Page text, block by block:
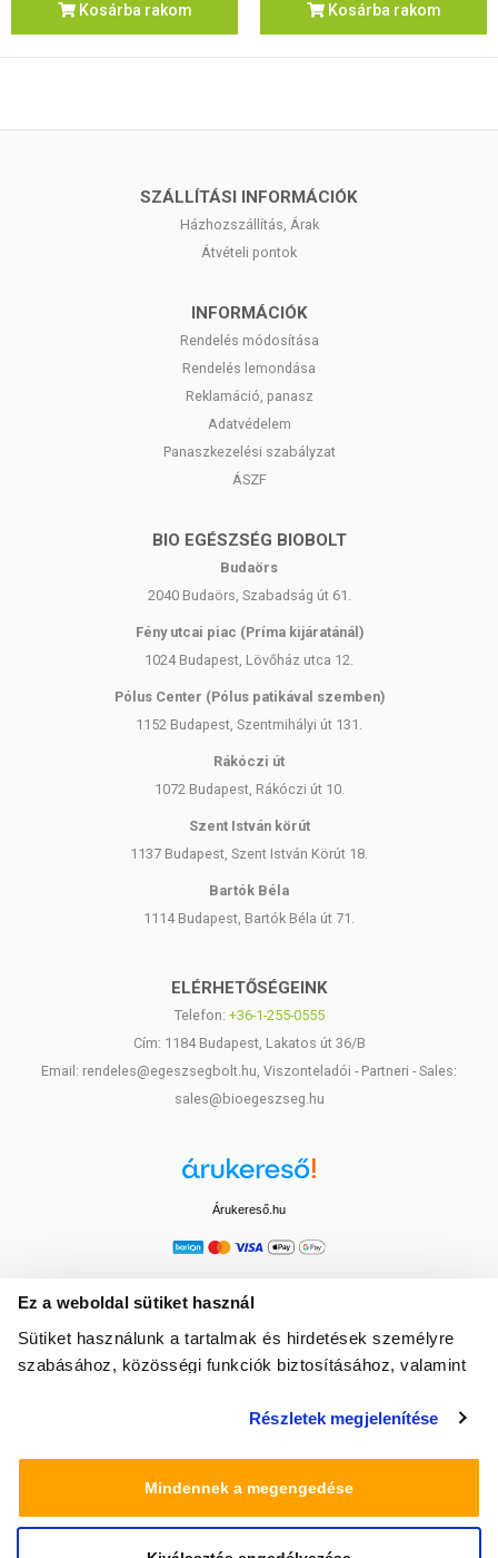
Ez a weboldal sütiket használ
Sütiket használunk a tartalmak és hirdetések személyre
szabásához, közösségi funkciók biztosításához, valamint
média-, hirdető- és elemező partnereinkkel megosztjuk az
amelyeket Ön adott meg számukra vagy az Ön által
használt más szolgáltatásokból gyűjtöttek.
Részletek megjelenítése
Mindennek a megengedése
Kosárba rakom Kosárba rakom
SZÁLLÍTÁSI INFORMÁCIÓK
Házhozszállítás, Árak
Átvételi pontok
INFORMÁCIÓK
Rendelés módosítása
Rendelés lemondása
Reklamáció, panasz
Adatvédelem
Panaszkezelési szabályzat
ÁSZF
BIO EGÉSZSÉG BIOBOLT
Budaörs
2040 Budaörs, Szabadság út 61.
Fény utcai piac (Príma kijáratánál)
1024 Budapest, Lövőház utca 12.
Pólus Center (Pólus patikával szemben)
1152 Budapest, Szentmihályi út 131.
Rákóczi út
1072 Budapest, Rákóczi út 10.
Szent István körút
1137 Budapest, Szent István Körút 18.
Bartók Béla
1114 Budapest, Bartók Béla út 71.
ELÉRHETŐSÉGEINK
Telefon: +36-1-255-0555
Cím: 1184 Budapest, Lakatos út 36/B
Email: rendeles@egeszsegbolt.hu, Viszonteladói - Partneri - Sales:
sales@bioegeszseg.hu
Árukereső.hu